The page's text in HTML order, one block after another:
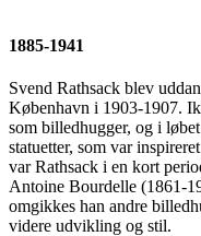
1885-1941
Svend Rathsack blev
København i 1903-1907.
som billedhugger, og i
statuetter, som var
var Rathsack i en kort
Antoine Bourdelle (1861-
omgikkes han andre
videre udvikling og stil.